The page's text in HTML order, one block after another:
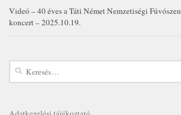
Videó – 40 éves a Táti Német Nemzetiségi
koncert – 2025.10.19.
Keresés: